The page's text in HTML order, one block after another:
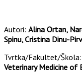
Autori: Alina Ortan,
Spinu, Cristina Dinu-
Tvrtka/Fakultet/Škola:
Veterinary Medicine of